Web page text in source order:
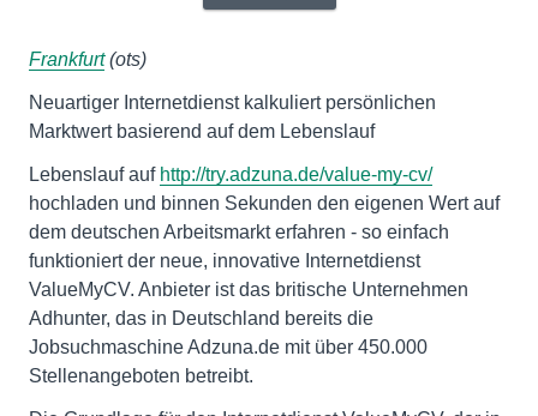
Frankfurt(ots)
Neuartiger Internetdienst kalkuliert persönlichen
Marktwert basierend auf dem Lebenslauf
Lebenslauf auf http://try.adzuna.de/value-my-cv/
hochladen und binnen Sekunden den eigenen Wert auf
dem deutschen Arbeitsmarkt erfahren - so einfach
funktioniert der neue, innovative Internetdienst
ValueMyCV. Anbieter ist das britische Unternehmen
Adhunter, das in Deutschland bereits die
Jobsuchmaschine Adzuna.de mit über 450.000
Stellenangeboten betreibt.